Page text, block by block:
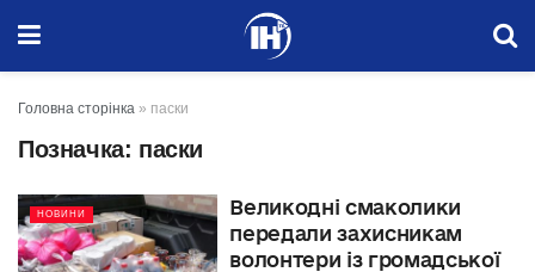
Головна сторінка » паски
Позначка: паски
НОВИНИ
Великодні смаколики
передали захисникам
волонтери із громадської